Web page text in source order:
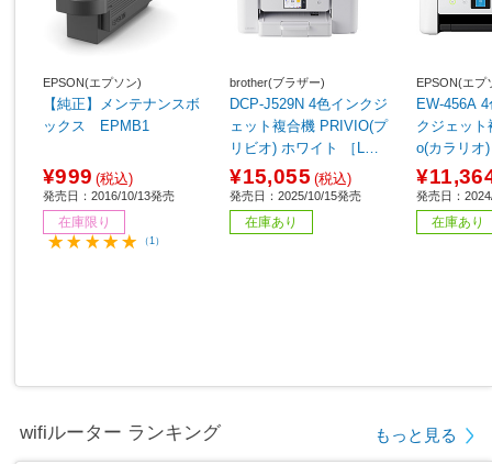
EPSON(エプソン)
【純正】メンテナンスボ
ックス EPMB1
¥999 (税込)
発売日：2016/10/13発売
在庫限り
（1）
brother(ブラザー)
DCP-J529N 4色インクジ
ェット複合機 PRIVIO(プ
リビオ) ホワイト ［L判
～A4］
¥15,055 (税込)
発売日：2025/10/15発売
在庫あり
EPSON(エプ
EW-456A
クジェッ
o(カラリオ
［カード
発売日：
在庫あり
wifiルーター ランキング もっと見る